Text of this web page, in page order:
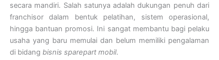
secara mandiri. Salah satunya adalah dukungan penuh dari
franchisor dalam bentuk pelatihan, sistem operasional,
hingga bantuan promosi. Ini sangat membantu bagi pelaku
usaha yang baru memulai dan belum memiliki pengalaman
di bidang bisnis sparepart mobil.